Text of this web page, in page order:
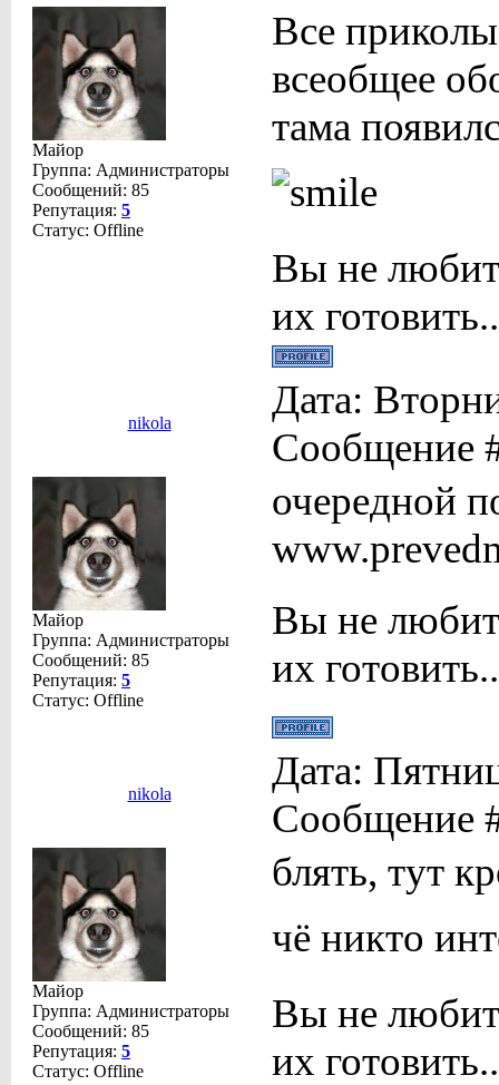
Майор
Группа: Администраторы
Сообщений: 85
Репутация: 5
Статус: Offline
Все
всеобщее
тама
Вы не
их готовить..
nikola
Дата:
Сообщение
Майор
Группа: Администраторы
Сообщений: 85
Репутация: 5
Статус: Offline
очередной
Вы не
их готовить..
nikola
Дата:
Сообщение
Майор
Группа: Администраторы
Сообщений: 85
Репутация: 5
Статус: Offline
блять, тут
чё никто
Вы не
их готовить..